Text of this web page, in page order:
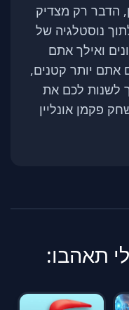
הדבר רק מצדיק
נוסטלגיה של
ואילך אתם
אתם יותר קטנים,
לשנות לכם את
פקמן אונליין
תאהבו: